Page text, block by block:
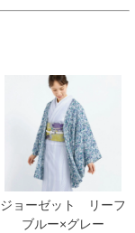
ジョーゼット リーフ
ブルー×グレー